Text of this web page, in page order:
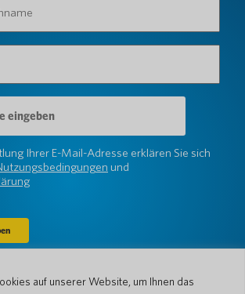
auf unserer Website, um Ihnen das
Ihrer E-Mail-Adresse erklären Sie sich
und